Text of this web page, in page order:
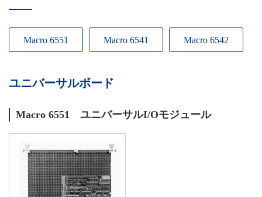
Macro 6551 Macro 6541 Macro 6542
ユニバーサルボード
Macro 6551 ユニバーサルI/Oモジュール